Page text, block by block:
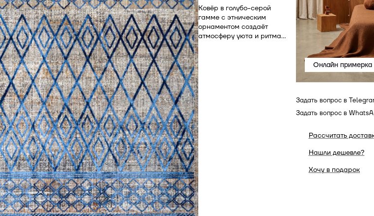
Ковёр в голубо-серой
гамме с этническим
орнаментом создаёт
атмосферу уюта и ритма.
Онлайн примерка
Задать вопрос в
Задать вопрос в
Рассчитать
Нашли дешевле?
Хочу в подарок